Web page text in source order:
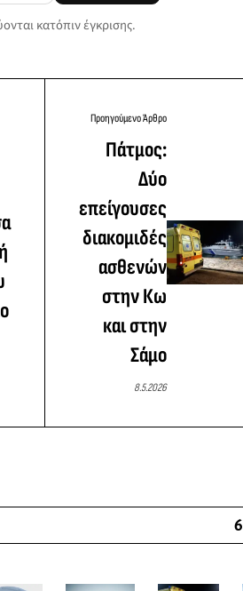
κατόπιν έγκρισης.
Προηγούμενο Άρθρο
Πάτμος:
Δύο
επείγουσες
διακομιδές
ασθενών
στην Κω
και στην
Σάμο
8.5.2026
6